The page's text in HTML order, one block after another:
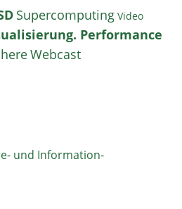
Supercomputing Video
Performance
Webcast
und Information-